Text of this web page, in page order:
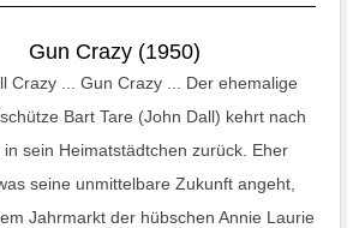
Gun Crazy (1950)
Crazy ... Gun Crazy ... Der ehemalige
Bart Tare (John Dall) kehrt nach
sein Heimatstädtchen zurück. Eher
seine unmittelbare Zukunft angeht,
Jahrmarkt der hübschen Annie Laurie